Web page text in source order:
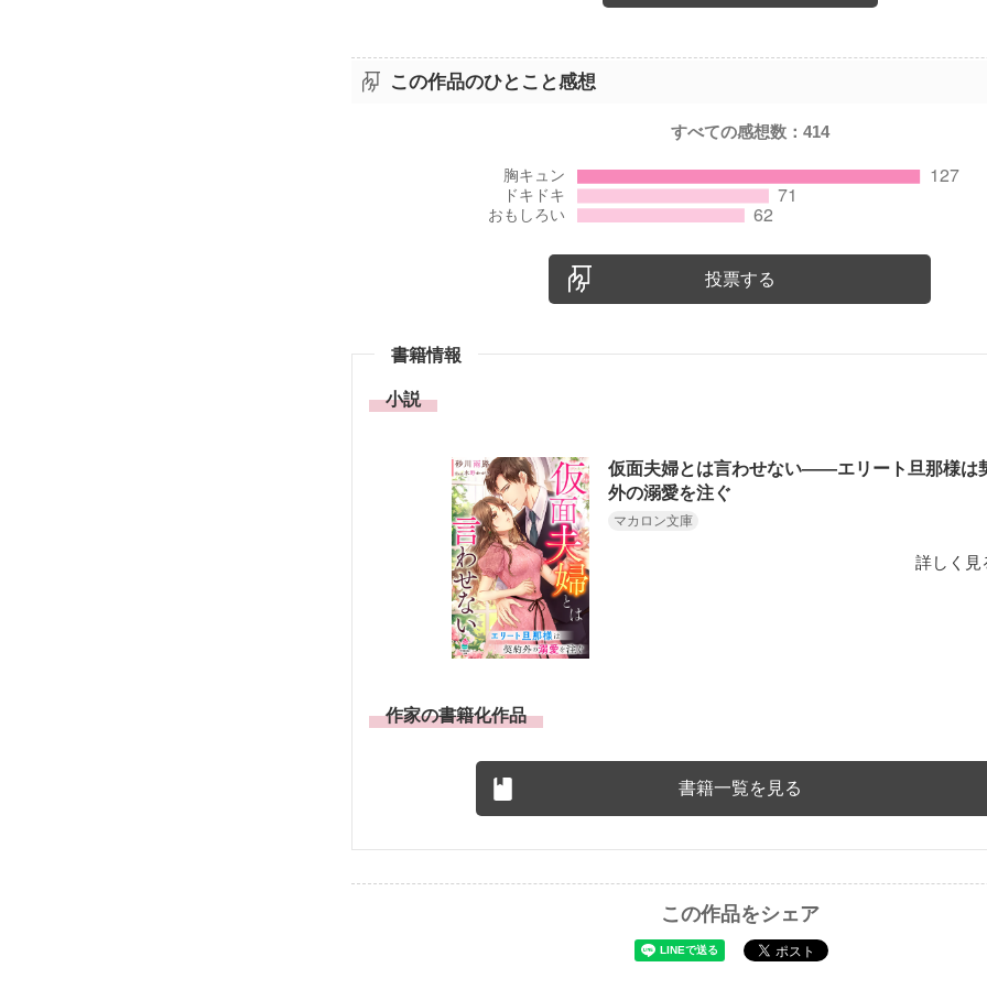
この作品のひとこと感想
すべての感想数：414
投票する
書籍情報
小説
仮面夫婦とは言わせない――エリート旦那様は
外の溺愛を注ぐ
マカロン文庫
詳しく
作家の書籍化作品
書籍一覧を見る
この作品をシェア